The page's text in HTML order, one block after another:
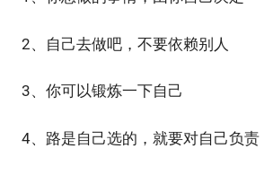
2、自己去做吧，不要依赖别人
3、你可以锻炼一下自己
4、路是自己选的，就要对自己负责